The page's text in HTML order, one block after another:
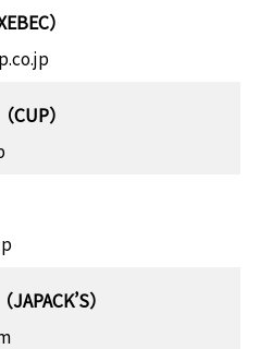
）
）
）